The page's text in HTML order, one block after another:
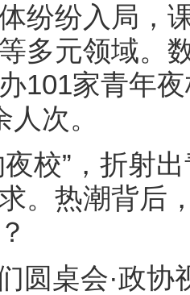
纷纷入局，
多元领域。
101家青年
次。
夜校”，折射
。热潮背后
圆桌会·政